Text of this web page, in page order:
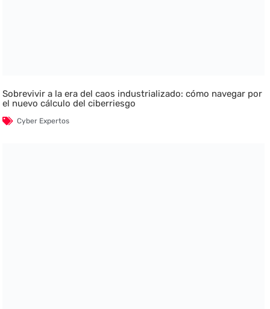
Sobrevivir a la era del caos industrializado: cómo navegar por
el nuevo cálculo del ciberriesgo
Cyber Expertos